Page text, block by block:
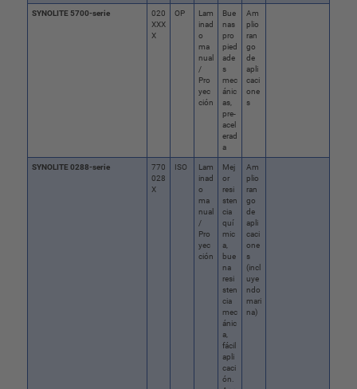
SYNOLITE 5700-serie
020
XXX
X
OP
Lam
inad
o
ma
nual
/
Pro
yec
ción
Bue
nas
pro
pied
ade
s
mec
ánic
as,
pre-
acel
erad
a
Am
plio
ran
go
de
apli
caci
one
s
SYNOLITE 0288-serie
770
028
X
ISO
Lam
inad
o
ma
nual
/
Pro
yec
ción
Mej
or
resi
sten
cia
quí
mic
a,
bue
na
resi
sten
cia
mec
ánic
a,
fácil
apli
caci
ón.
Am
plio
ran
go
de
apli
caci
one
s
(incl
uye
ndo
mari
na)